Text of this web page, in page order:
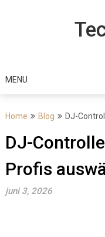
MENU
Home Blog DJ-
DJ-
Profis
juni 3, 2026